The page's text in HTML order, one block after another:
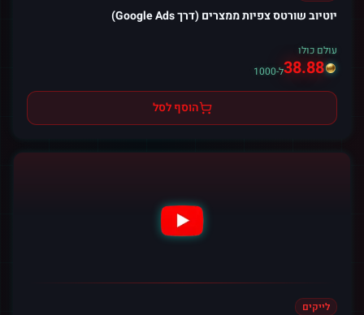
יוטיוב שורטס צפיות ממצרים (דרך Google Ads)
עולם כולו
38.88ל-1000
הוסף לסל
לייקים